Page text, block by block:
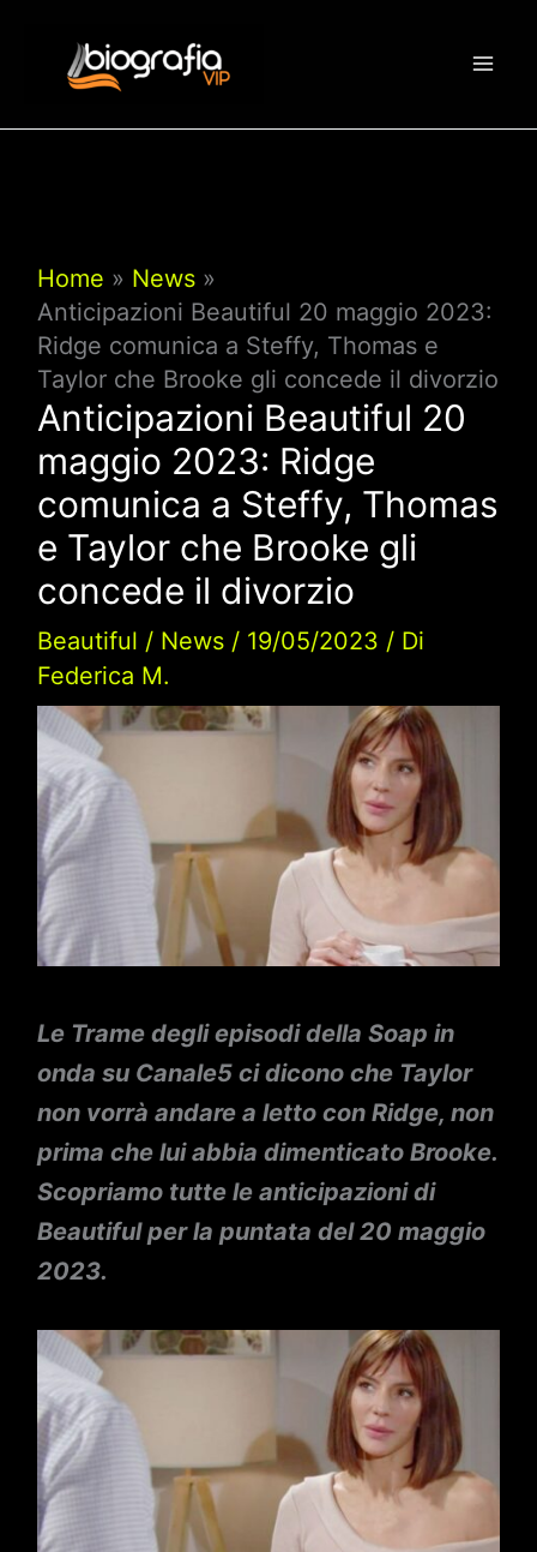
contenuto
Home
News
Anticipazioni Beautiful 20 maggio 2023:
Ridge comunica a Steffy, Thomas e
Taylor che Brooke gli concede il divorzio
Anticipazioni Beautiful 20
maggio 2023: Ridge
comunica a Steffy, Thomas
e Taylor che Brooke gli
concede il divorzio
Beautiful / News/ 19/05/2023 / Di
Federica M.
Le Trame degli episodi della Soap in
onda su Canale5 ci dicono che Taylor
non vorrà andare a letto con Ridge, non
prima che lui abbia dimenticato Brooke.
Scopriamo tutte le anticipazioni di
Beautiful per la puntata del 20 maggio
2023.